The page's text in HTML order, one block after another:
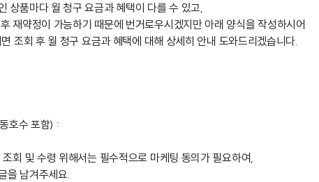
상품마다 월 청구 요금과 혜택이 다를 수 있고,
재약정이 가능하기 때문에 번거로우시겠지만 아래 양식을 작성하시어
조회 후 월 청구 요금과 혜택에 대해 상세히 안내 도와드리겠습니다.
호수 포함) :
회 및 수령 위해서는 필수적으로 마케팅 동의가 필요하여,
을 남겨주세요.